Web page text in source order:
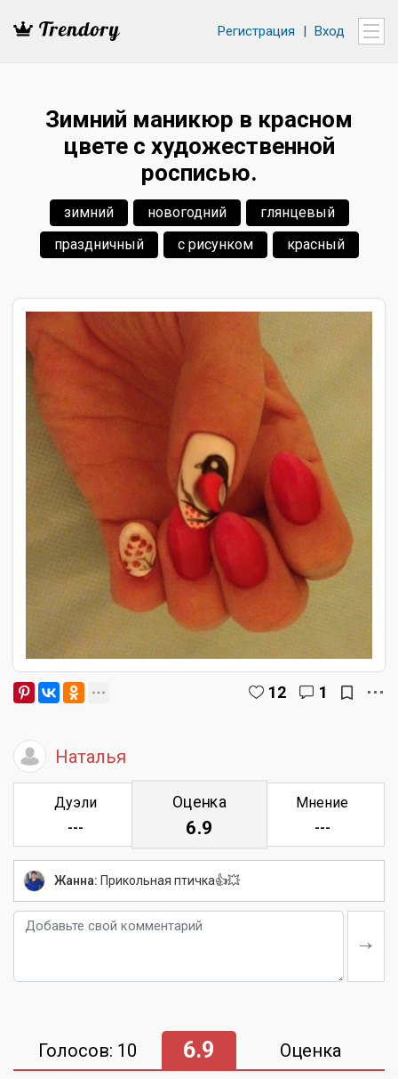
Регистрация | Вход
Зимний маникюр в красном
цвете с художественной
росписью.
зимний новогодний
глянцевый
праздничный
с рисунком красный
12 1
Наталья
Дуэли
---
Оценка
6.9
Мнение
---
Жанна: Прикольная птичка👍💥
Голосов: 10 6.9 Оценка